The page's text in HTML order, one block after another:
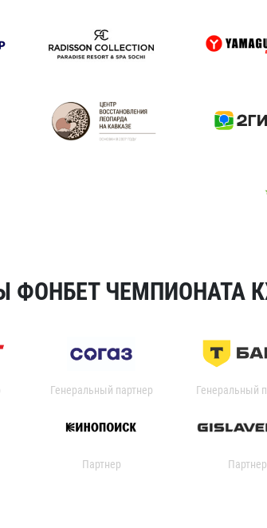
ФОНБЕТ ЧЕМПИОНАТА
Генеральный партнер Генеральный
Партнер Партнер